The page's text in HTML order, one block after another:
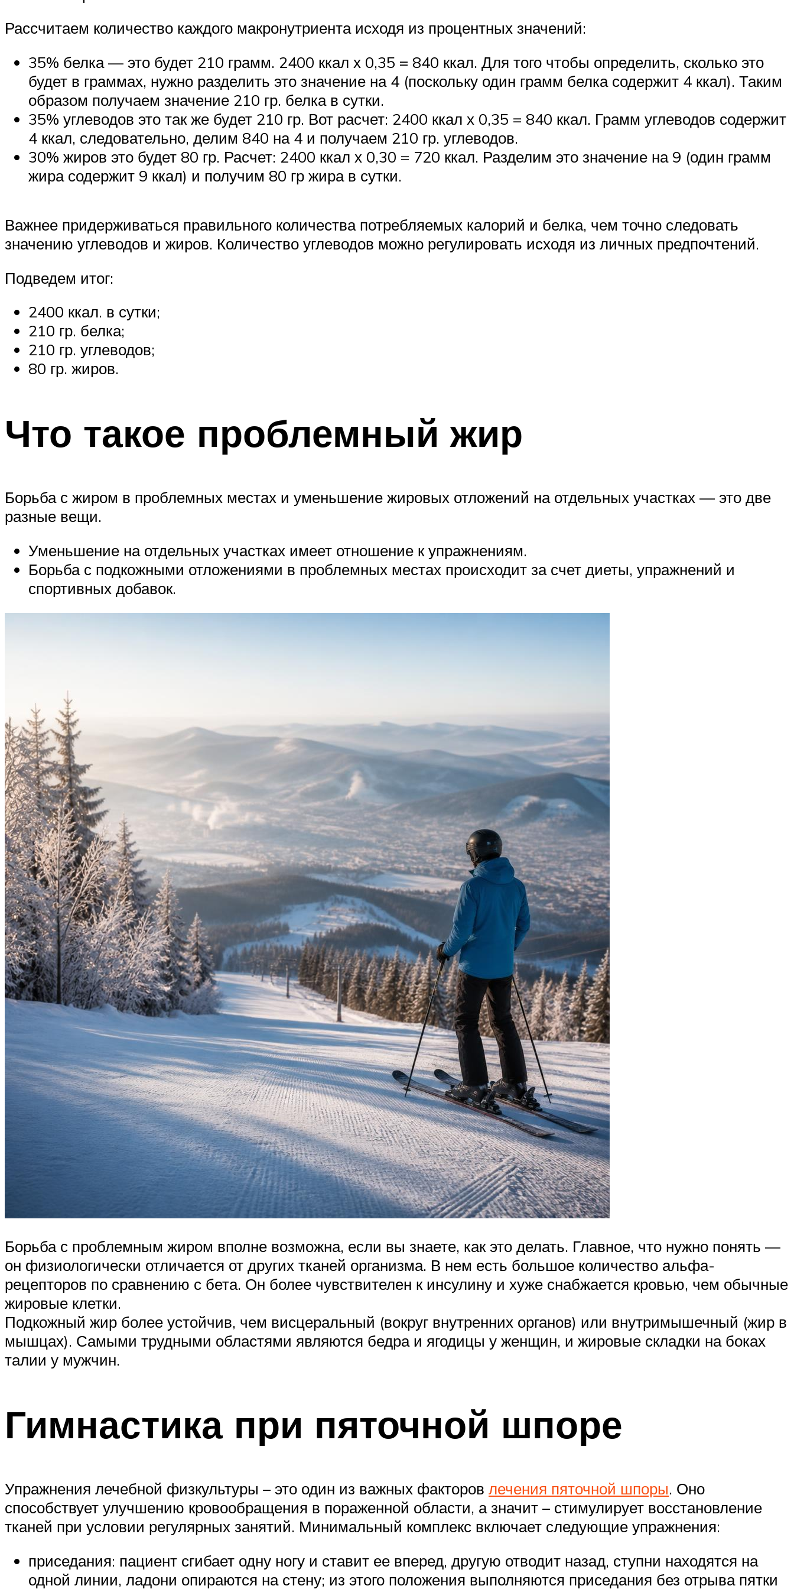
Рассчитаем количество каждого макронутриента исходя из процентных значений:
35% белка — это будет 210 грамм. 2400 ккал х 0,35 = 840 ккал. Для того чтобы определить, сколько это
будет в граммах, нужно разделить это значение на 4 (поскольку один грамм белка содержит 4 ккал). Таким
образом получаем значение 210 гр. белка в сутки.
35% углеводов это так же будет 210 гр. Вот расчет: 2400 ккал х 0,35 = 840 ккал. Грамм углеводов содержит
4 ккал, следовательно, делим 840 на 4 и получаем 210 гр. углеводов.
30% жиров это будет 80 гр. Расчет: 2400 ккал х 0,30 = 720 ккал. Разделим это значение на 9 (один грамм
жира содержит 9 ккал) и получим 80 гр жира в сутки.
Важнее придерживаться правильного количества потребляемых калорий и белка, чем точно следовать
значению углеводов и жиров. Количество углеводов можно регулировать исходя из личных предпочтений.
Подведем итог:
2400 ккал. в сутки;
210 гр. белка;
210 гр. углеводов;
80 гр. жиров.
Что такое проблемный жир
Борьба с жиром в проблемных местах и уменьшение жировых отложений на отдельных участках — это две
разные вещи.
Уменьшение на отдельных участках имеет отношение к упражнениям.
Борьба с подкожными отложениями в проблемных местах происходит за счет диеты, упражнений и
спортивных добавок.
Борьба с проблемным жиром вполне возможна, если вы знаете, как это делать. Главное, что нужно понять —
он физиологически отличается от других тканей организма. В нем есть большое количество альфа-
рецепторов по сравнению с бета. Он более чувствителен к инсулину и хуже снабжается кровью, чем обычные
жировые клетки.
Подкожный жир более устойчив, чем висцеральный (вокруг внутренних органов) или внутримышечный (жир в
мышцах). Самыми трудными областями являются бедра и ягодицы у женщин, и жировые складки на боках
талии у мужчин.
Гимнастика при пяточной шпоре
Упражнения лечебной физкультуры – это один из важных факторов лечения пяточной шпоры. Оно
способствует улучшению кровообращения в пораженной области, а значит – стимулирует восстановление
тканей при условии регулярных занятий. Минимальный комплекс включает следующие упражнения:
приседания: пациент сгибает одну ногу и ставит ее вперед, другую отводит назад, ступни находятся на
одной линии, ладони опираются на стену; из этого положения выполняются приседания без отрыва пятки